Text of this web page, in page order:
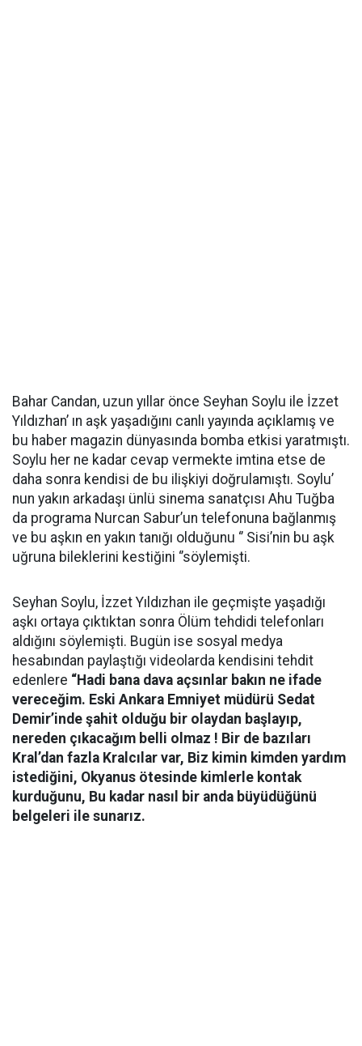
Bahar Candan, uzun yıllar önce Seyhan Soylu ile İzzet
Yıldızhan’ ın aşk yaşadığını canlı yayında açıklamış ve
bu haber magazin dünyasında bomba etkisi yaratmıştı.
Soylu her ne kadar cevap vermekte imtina etse de
daha sonra kendisi de bu ilişkiyi doğrulamıştı. Soylu’
nun yakın arkadaşı ünlü sinema sanatçısı Ahu Tuğba
da programa Nurcan Sabur’un telefonuna bağlanmış
ve bu aşkın en yakın tanığı olduğunu ‘’ Sisi’nin bu aşk
uğruna bileklerini kestiğini ‘’söylemişti.
Seyhan Soylu, İzzet Yıldızhan ile geçmişte yaşadığı
aşkı ortaya çıktıktan sonra Ölüm tehdidi telefonları
aldığını söylemişti. Bugün ise sosyal medya
hesabından paylaştığı videolarda kendisini tehdit
edenlere “Hadi bana dava açsınlar bakın ne ifade
vereceğim. Eski Ankara Emniyet müdürü Sedat
Demir’inde şahit olduğu bir olaydan başlayıp,
nereden çıkacağım belli olmaz ! Bir de bazıları
Kral’dan fazla Kralcılar var, Biz kimin kimden yardım
istediğini, Okyanus ötesinde kimlerle kontak
kurduğunu, Bu kadar nasıl bir anda büyüdüğünü
belgeleri ile sunarız.